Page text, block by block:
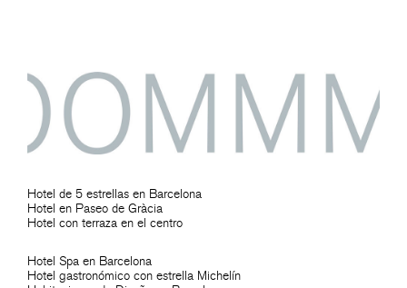
Hotel de 5 estrellas en Barcelona
Hotel en Paseo de Gràcia
Hotel con terraza en el centro
Hotel Spa en Barcelona
Hotel gastronómico con estrella Michelín